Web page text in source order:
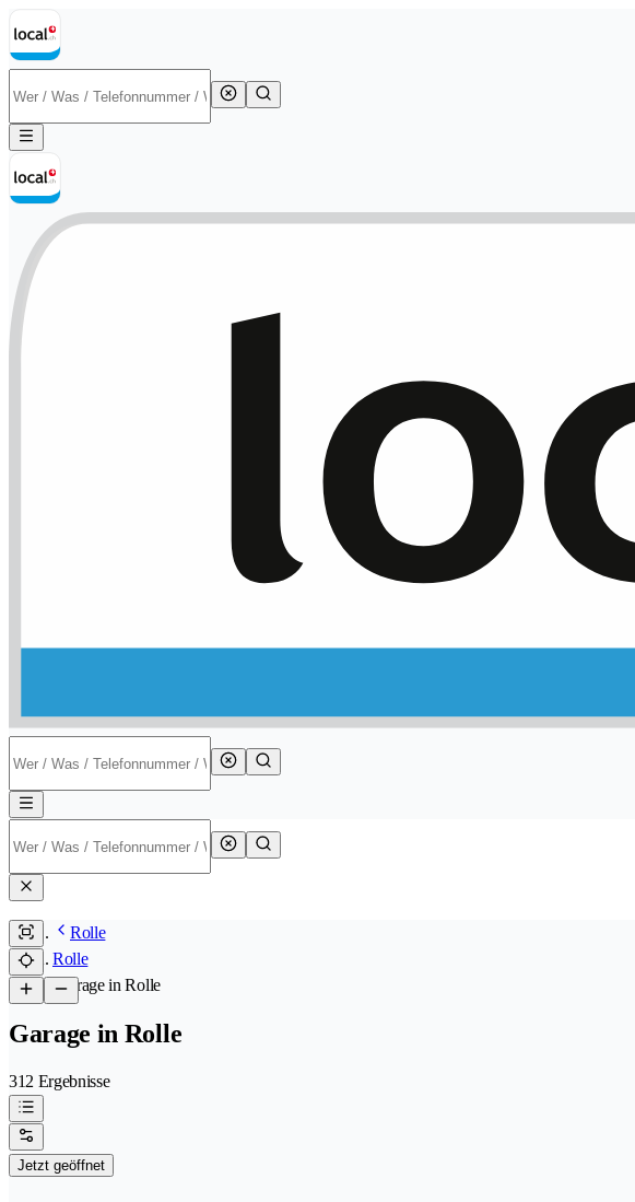
Rolle
Rolle
/Garage in Rolle
Garage in Rolle
312 Ergebnisse
Jetzt geöffnet